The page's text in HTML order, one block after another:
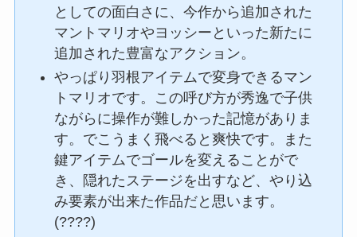
としての面白さに、今作から追加された
マントマリオやヨッシーといった新たに
追加された豊富なアクション。
やっぱり羽根アイテムで変身できるマン
トマリオです。この呼び方が秀逸で子供
ながらに操作が難しかった記憶がありま
す。でこうまく飛べると爽快です。また
鍵アイテムでゴールを変えることがで
き、隠れたステージを出すなど、やり込
み要素が出来た作品だと思います。
(????)